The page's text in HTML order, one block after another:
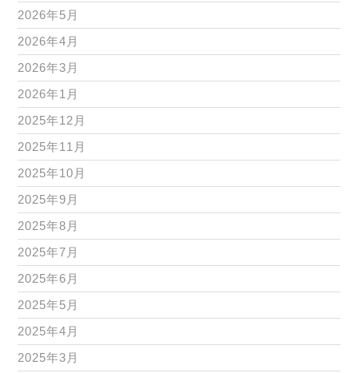
2026年5月
2026年4月
2026年3月
2026年1月
2025年12月
2025年11月
2025年10月
2025年9月
2025年8月
2025年7月
2025年6月
2025年5月
2025年4月
2025年3月